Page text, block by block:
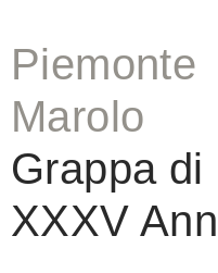
Piemonte
Marolo
Grappa di
XXXV